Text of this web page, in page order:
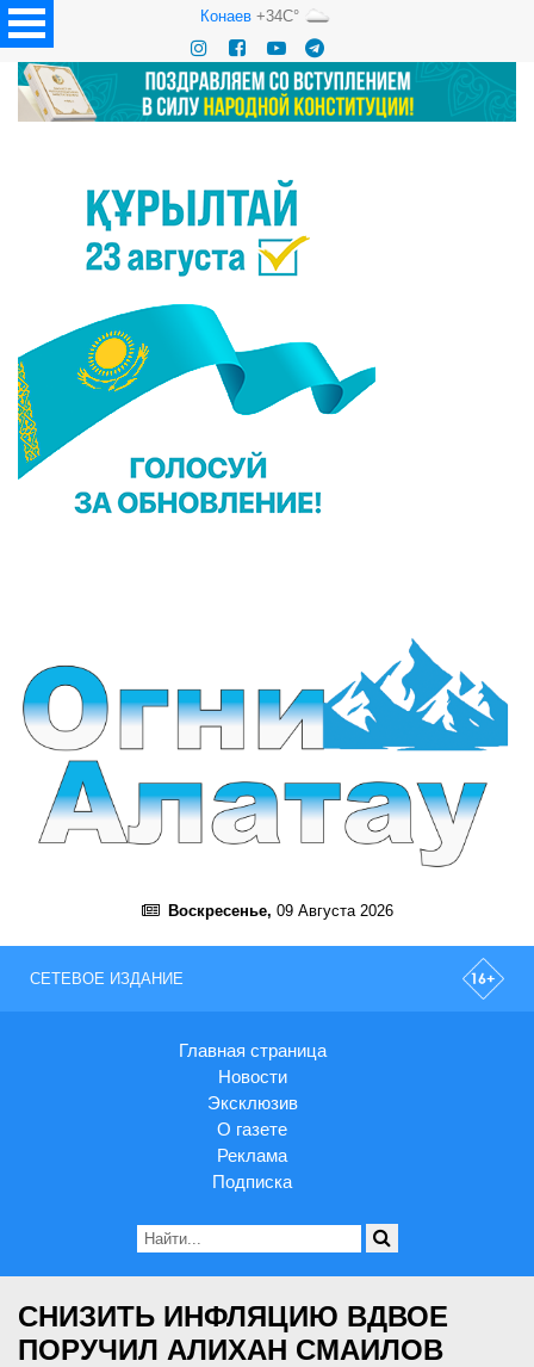
Конаев+34C°
Воскресенье, 09 Августа 2026
СЕТЕВОЕ ИЗДАНИЕ
Главная страница
Новости
Эксклюзив
О газете
Реклама
Подписка
СНИЗИТЬ ИНФЛЯЦИЮ ВДВОЕ
ПОРУЧИЛ АЛИХАН СМАИЛОВ